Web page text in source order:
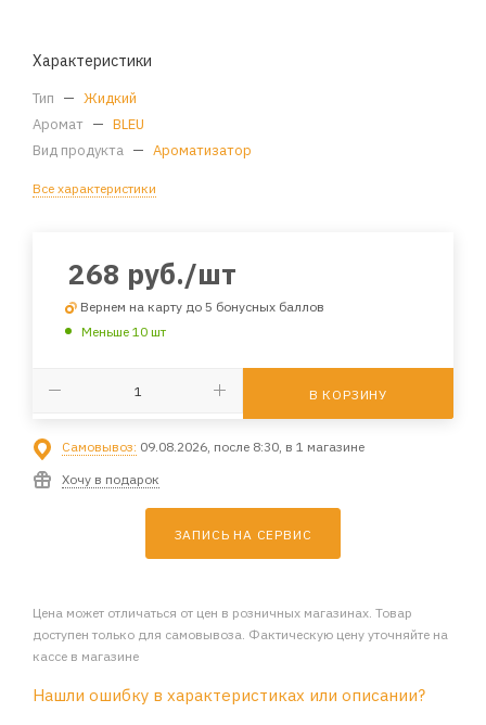
Характеристики
Тип — Жидкий
Аромат — BLEU
Вид продукта — Ароматизатор
Все характеристики
268 руб./шт
Вернем на карту до 5 бонусных баллов
Меньше 10 шт
В КОРЗИНУ
Самовывоз: 09.08.2026, после 8:30, в 1 магазине
Хочу в подарок
ЗАПИСЬ НА СЕРВИС
Цена может отличаться от цен в розничных магазинах. Товар
доступен только для самовывоза. Фактическую цену уточняйте на
кассе в магазине
Нашли ошибку в характеристиках или описании?